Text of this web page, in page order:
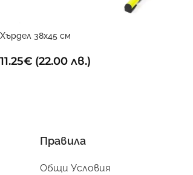
Хърдел 38х45 см
11.25€ (22.00 лв.)
Правила
Общи Условия